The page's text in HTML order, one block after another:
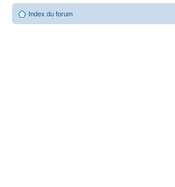
Index du forum